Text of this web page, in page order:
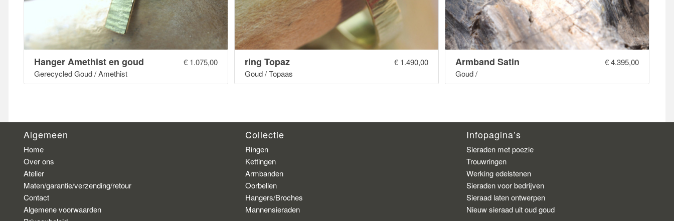
Hanger Amethist en goud
Gerecycled Goud / Amethist
€1.075,00 ring Topaz
Goud / Topaas
€1.490,00 Armband Satin
Goud /
€4.395,00
Algemeen
Home
Over ons
Atelier
Maten/garantie/verzending/retour
Contact
Algemene voorwaarden
Collectie
Ringen
Kettingen
Armbanden
Oorbellen
Hangers/Broches
Mannensieraden
Infopagina’s
Sieraden met poezie
Trouwringen
Werking edelstenen
Sieraden voor bedrijven
Sieraad laten ontwerpen
Nieuw sieraad uit oud goud